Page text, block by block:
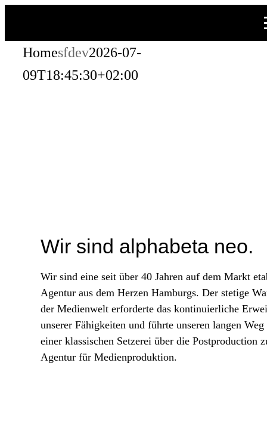
Inhalt
springen
Homesfdev2026-07-
09T18:45:30+02:00
Wir sind alphabeta neo.
Wir sind eine seit über 40 Jahren auf dem Markt
Agentur aus dem Herzen Hamburgs. Der stetige
der Medienwelt erforderte das kontinuierliche
unserer Fähigkeiten und führte unseren langen
einer klassischen Setzerei über die Postproduction
Agentur für Medienproduktion.